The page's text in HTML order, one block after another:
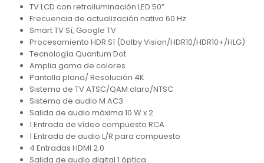
TV LCD con retroiluminación LED 50”
Frecuencia de actualización nativa 60 Hz
Smart TV Sí, Google TV
Procesamiento HDR Sí (Dolby Vision/HDR10/HDR10+/HLG)
Tecnología Quantum Dot
Amplia gama de colores
Pantalla plana/ Resolución 4K
Sistema de TV ATSC/QAM claro/NTSC
Sistema de audio M AC3
Salida de audio máxima 10 W x 2
1 Entrada de vídeo compuesto RCA
1 Entrada de audio L/R para compuesto
4 Entradas HDMI 2.0
Salida de audio digital 1 óptica